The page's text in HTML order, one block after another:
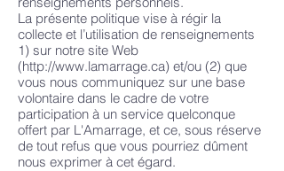
La présente politique vise à régir la
collecte et l’utilisation de renseignements
1) sur notre site Web
(http://www.lamarrage.ca) et/ou (2) que
vous nous communiquez sur une base
volontaire dans le cadre de votre
participation à un service quelconque
offert par L'Amarrage, et ce, sous réserve
de tout refus que vous pourriez dûment
nous exprimer à cet égard.